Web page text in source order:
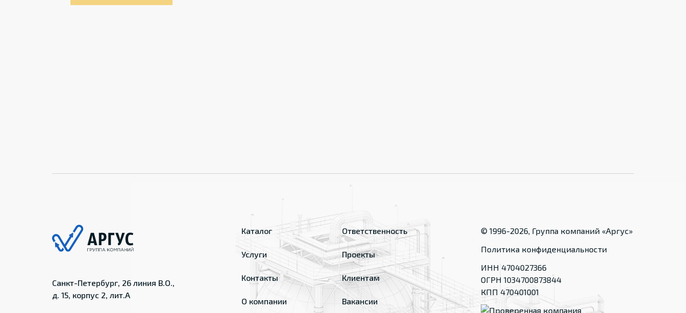
Санкт-Петербург, 26 линия В.О.,
д. 15, корпус 2, лит.А
Каталог
Услуги
Контакты
О компании
Ответственность
Проекты
Клиентам
Вакансии
© 1996-2026, Группа компаний «Аргус»
Политика конфиденциальности
ИНН 4704027366
ОГРН 1034700873844
КПП 470401001